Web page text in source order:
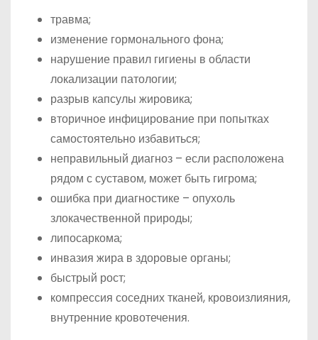
травма;
изменение гормонального фона;
нарушение правил гигиены в области
локализации патологии;
разрыв капсулы жировика;
вторичное инфицирование при попытках
самостоятельно избавиться;
неправильный диагноз – если расположена
рядом с суставом, может быть гигрома;
ошибка при диагностике – опухоль
злокачественной природы;
липосаркома;
инвазия жира в здоровые органы;
быстрый рост;
компрессия соседних тканей, кровоизлияния,
внутренние кровотечения.